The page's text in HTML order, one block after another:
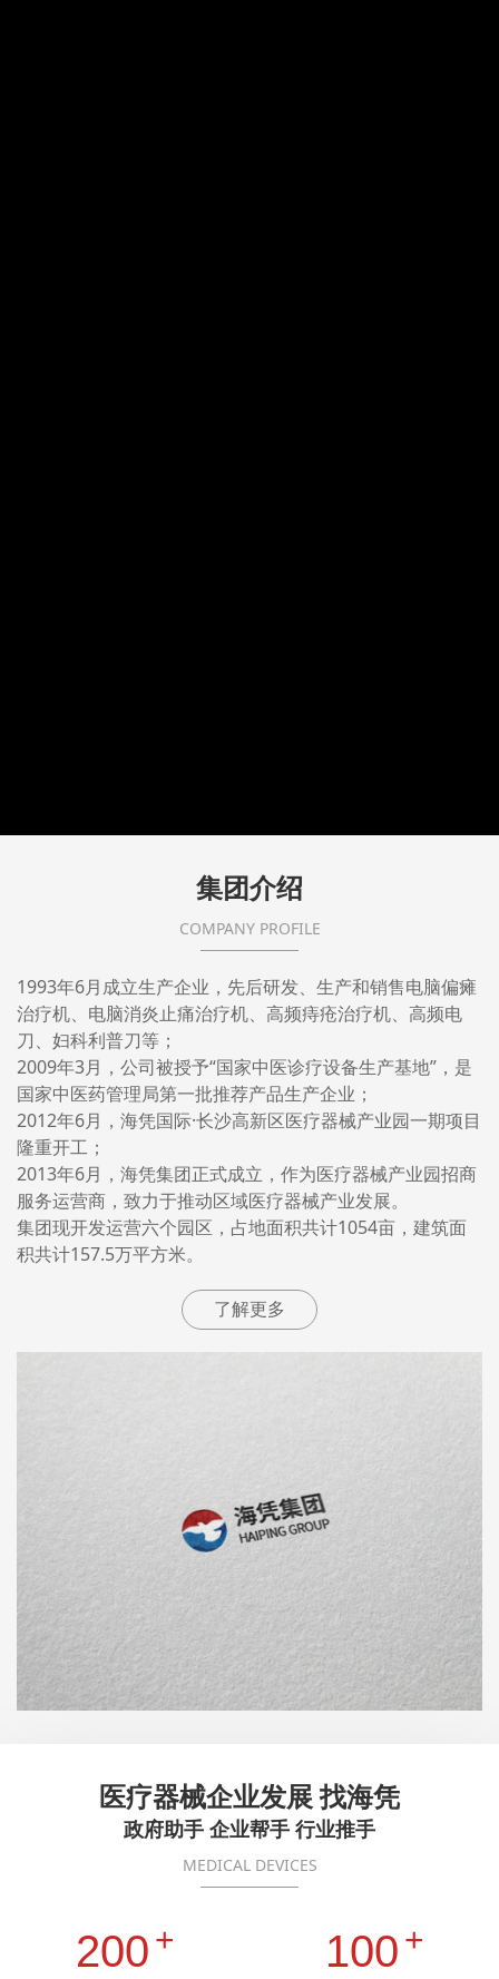
集团介绍
COMPANY PROFILE
1993年6月成立生产企业，先后研发、生产和销售电脑偏瘫
治疗机、电脑消炎止痛治疗机、高频痔疮治疗机、高频电
刀、妇科利普刀等；
2009年3月，公司被授予“国家中医诊疗设备生产基地”，是
国家中医药管理局第一批推荐产品生产企业；
2012年6月，海凭国际·长沙高新区医疗器械产业园一期项目
隆重开工；
2013年6月，海凭集团正式成立，作为医疗器械产业园招商
服务运营商，致力于推动区域医疗器械产业发展。
集团现开发运营六个园区，占地面积共计1054亩，建筑面
积共计157.5万平方米。
了解更多
医疗器械企业发展 找海凭
政府助手 企业帮手 行业推手
MEDICAL DEVICES
200 + 100 +